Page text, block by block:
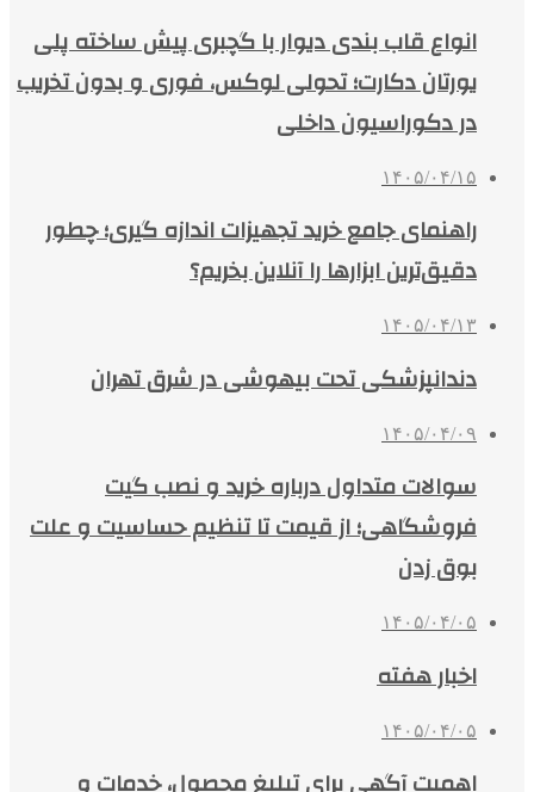
انواع قاب بندی دیوار با گچبری پیش ساخته پلی
یورتان دکارت؛ تحولی لوکس، فوری و بدون تخریب
در دکوراسیون داخلی
۱۴۰۵/۰۴/۱۵
راهنمای جامع خرید تجهیزات اندازه گیری؛ چطور
دقیق‌ترین ابزارها را آنلاین بخریم؟
۱۴۰۵/۰۴/۱۳
دندانپزشکی تحت بیهوشی در شرق تهران
۱۴۰۵/۰۴/۰۹
سوالات متداول درباره خرید و نصب گیت
فروشگاهی؛ از قیمت تا تنظیم حساسیت و علت
بوق زدن
۱۴۰۵/۰۴/۰۵
اخبار هفته
۱۴۰۵/۰۴/۰۵